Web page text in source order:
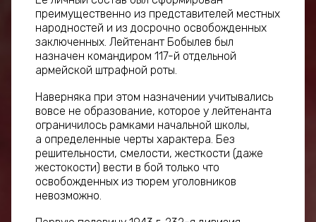
преимущественно из представителей местных
народностей и из досрочно освобожденных
заключенных. Лейтенант Бобылев был
назначен командиром 117-й отдельной
армейской штрафной роты.
Наверняка при этом назначении учитывались
вовсе не образование, которое у лейтенанта
ограничилось рамками начальной школы,
а определенные черты характера. Без
решительности, смелости, жесткости (даже
жестокости) вести в бой только что
освобожденных из тюрем уголовников
невозможно.